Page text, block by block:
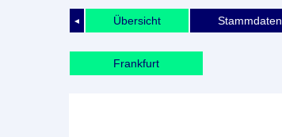
◄ Übersicht Stammdaten
Frankfurt